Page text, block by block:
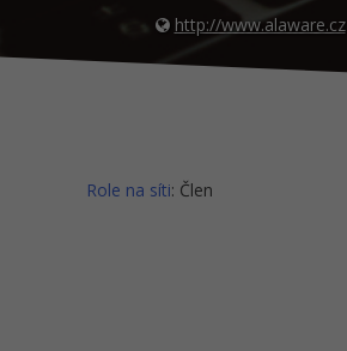
http://www.alaware.cz
Role na síti: Člen